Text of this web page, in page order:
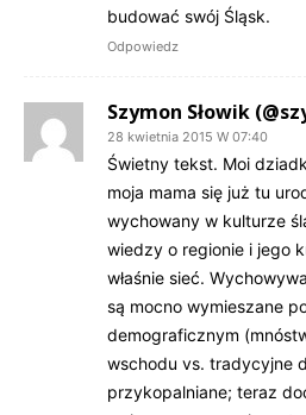
budować swój Śląsk.
Odpowiedz
Szymon Słowik
28 kwietnia 2015 W 07:40
Świetny tekst. Moi
moja mama się już tu
wychowany w kulturze
wiedzy o regionie i jego
właśnie sieć.
są mocno wymieszane
demograficznym
wschodu vs. tradycyjne
przykopalniane; teraz